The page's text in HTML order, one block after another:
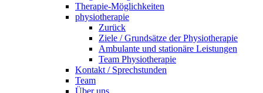
Therapie-Möglichkeiten
physiotherapie
Zurück
Ziele / Grundsätze der Physiotherapie
Ambulante und stationäre Leistungen
Team Physiotherapie
Kontakt / Sprechstunden
Team
Über uns